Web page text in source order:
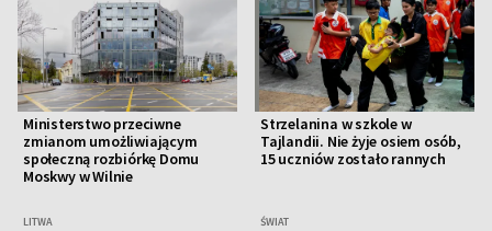
Ministerstwo przeciwne
zmianom umożliwiającym
społeczną rozbiórkę Domu
Moskwy w Wilnie
LITWA
Strzelanina w szkole w
Tajlandii. Nie żyje osiem osób,
15 uczniów zostało rannych
ŚWIAT